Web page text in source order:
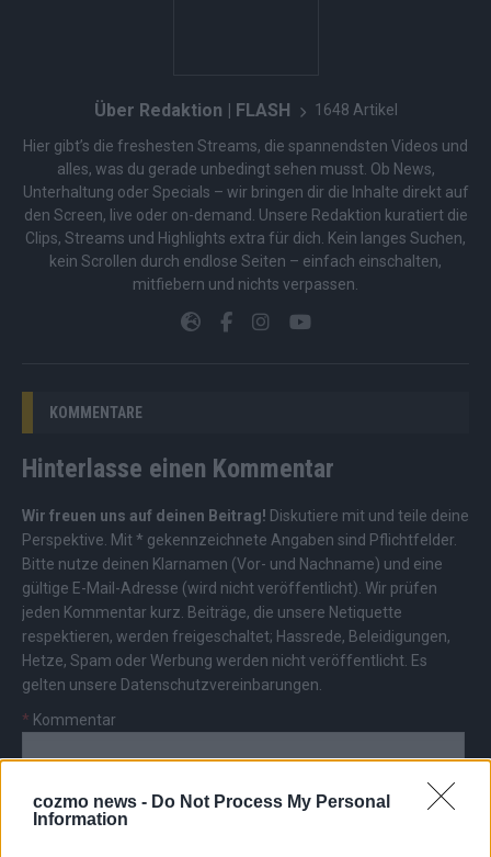
cozmo news - Do Not Process My Personal
Information
Über Redaktion | FLASH 1648 Artikel
Hier gibt’s die freshesten Streams, die spannendsten Videos und
alles, was du gerade unbedingt sehen musst. Ob News,
Unterhaltung oder Specials – wir bringen dir die Inhalte direkt auf
den Screen, live oder on-demand. Unsere Redaktion kuratiert die
Clips, Streams und Highlights extra für dich. Kein langes Suchen,
kein Scrollen durch endlose Seiten – einfach einschalten,
mitfiebern und nichts verpassen.
KOMMENTARE
Hinterlasse einen Kommentar
Wir freuen uns auf deinen Beitrag! Diskutiere mit und teile deine
Perspektive. Mit * gekennzeichnete Angaben sind Pflichtfelder.
Bitte nutze deinen Klarnamen (Vor- und Nachname) und eine
gültige E-Mail-Adresse (wird nicht veröffentlicht). Wir prüfen
jeden Kommentar kurz. Beiträge, die unsere Netiquette
respektieren, werden freigeschaltet; Hassrede, Beleidigungen,
Hetze, Spam oder Werbung werden nicht veröffentlicht. Es
gelten unsere Datenschutzvereinbarungen
* Kommentar